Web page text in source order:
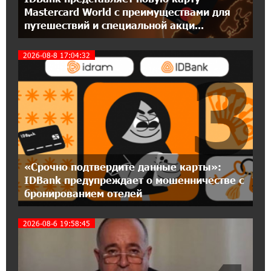
12:55:34 16-07-2026
При поддержке Ucom в Шенаване
установлена солнечная станция мощностью
10 кВт
20:31:19 14-07-2026
Юнибанк разыграет поездку в Италию среди
новых держателей карт Mastercard World
«Travel»
16:43:19 14-07-2026
Москва–Баку: есть разногласия, но связи
сохраняются. А мы что делаем?
День благодарности клиентам в Ванадзоре:
IDBank
Mastercard World с преимуществами для
путешествий и специальной акци...
2026-08-8 17:04:32
«Срочно подтвердите данные карты»:
IDBank предупреждает о мошенничестве с
бронированием отелей
3
2026-08-6 19:58:45